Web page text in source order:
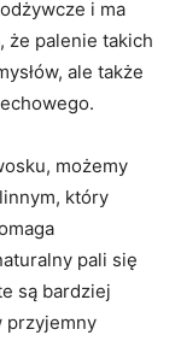
i ma
że palenie takich
ale także
możemy⁢
który
pali się
są bardziej
przyjemny